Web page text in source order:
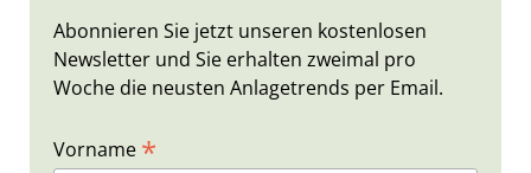
Abonnieren Sie jetzt unseren kostenlosen
Newsletter und Sie erhalten zweimal pro
Woche die neusten Anlagetrends per Email.
Vorname *